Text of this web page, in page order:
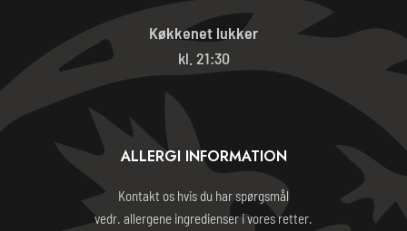
Køkkenet lukker
kl. 21:30
ALLERGI INFORMATION
Kontakt os hvis du har spørgsmål
vedr. allergene ingredienser i vores retter.